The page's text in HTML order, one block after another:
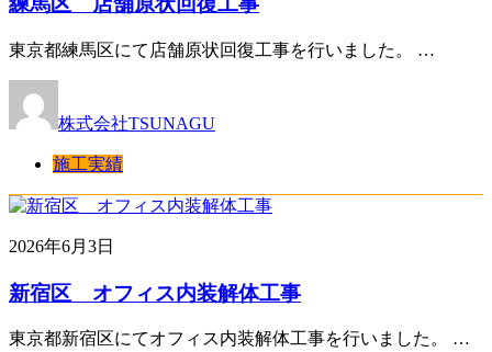
東京都練馬区にて店舗原状回復工事を行いました。 …
株式会社TSUNAGU
施工実績
2026年6月3日
新宿区 オフィス内装解体工事
東京都新宿区にてオフィス内装解体工事を行いました。 …